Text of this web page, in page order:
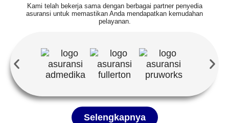
Kami telah bekerja sama dengan berbagai partner penyedia
asuransi untuk memastikan Anda mendapatkan kemudahan
pelayanan.
Selengkapnya